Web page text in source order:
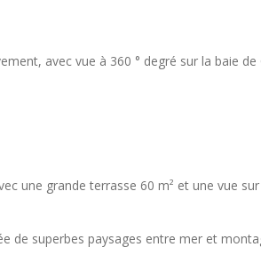
avec vue à 360 ° degré sur la baie de
une grande terrasse 60 m² et une vue sur
de superbes paysages entre mer et